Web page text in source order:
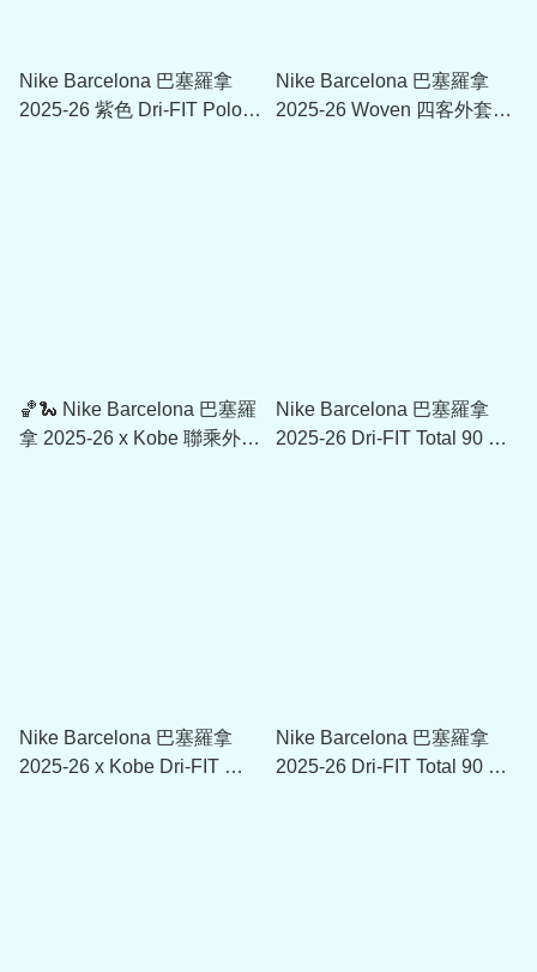
Nike Barcelona 巴塞羅拿
2025-26 紫色 Dri-FIT Polo
Nike Barcelona 巴塞羅拿
2025-26 Woven 四客外套
🏀🐍 Nike Barcelona 巴塞羅
拿 2025-26 x Kobe 聯乘外套
Nike Barcelona 巴塞羅拿
2025-26 Dri-FIT Total 90 訓
Nike Barcelona 巴塞羅拿
2025-26 x Kobe Dri-FIT 訓
Nike Barcelona 巴塞羅拿
2025-26 Dri-FIT Total 90 賽